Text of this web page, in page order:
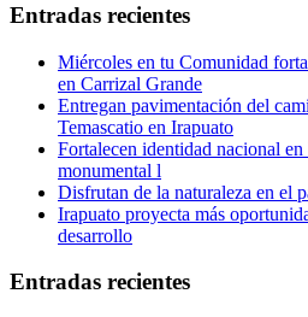
Entradas recientes
Miércoles en tu Comunidad
en Carrizal Grande
Entregan pavimentación del
Temascatio en Irapuato
Fortalecen identidad nacional
monumental l
Disfrutan de la naturaleza en el
Irapuato proyecta más
desarrollo
Entradas recientes